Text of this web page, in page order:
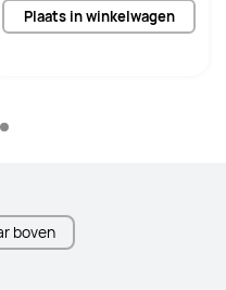
Plaats in winkelwagen
boven